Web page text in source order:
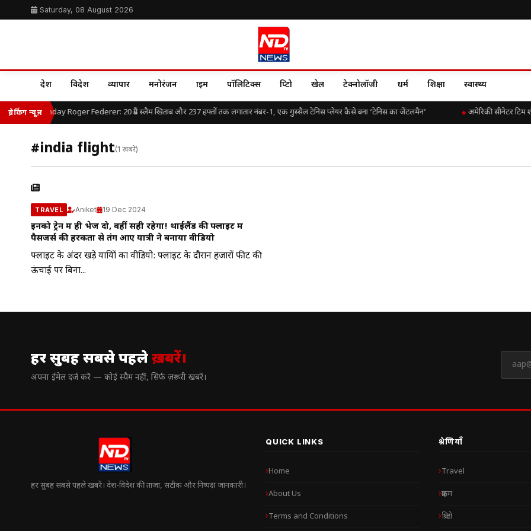
Saturday, 08 August 2026
देश विदेश व्यापार मनोरंजन क्राइम पॉलिटिक्स क्रिप्टो खेल टेक्नोलॉजी धर्म शिक्षा स्वास्थ्य
ब्रेकिंग न्यूज़
Happy Birthday Roger Federer: 20 ग्रैंड स्लैम खिताब और 237 हफ्तों तक लगातार नंबर-1, एक गुस्सैल टेनिस प्लेयर कैसे बना ‘टेनिस का जेंटलमैन’ अमेरिकी सीनेटर टिम
#india flight(1 खबरें)
TRAVEL Aniket 19 Dec 2024
इनको ट्रेन में ही भेज दो, वहीं सही रहेगा! थाईलैंड की फ्लाइट में
पैसेंजर्स की हरकतों से तंग आए यात्री ने बनाया वीडियो
फ्लाइट के अंदर खड़े यात्रियों का वीडियो: फ्लाइट के दौरान हजारों फीट की
ऊंचाई पर बिना...
हर सुबह सबसे पहलेख़बरें।
अपना ईमेल दर्ज करें — कोई स्पैम नहीं, सिर्फ ज़रूरी खबरें।
हर सुबह सबसे पहले खबरें। देश-विदेश की ताज़ा, सटीक और निष्पक्ष जानकारी।
QUICK LINKS
Home
About Us
Terms and Conditions
श्रेणियाँ
Travel
क्राइम
क्रिप्टो